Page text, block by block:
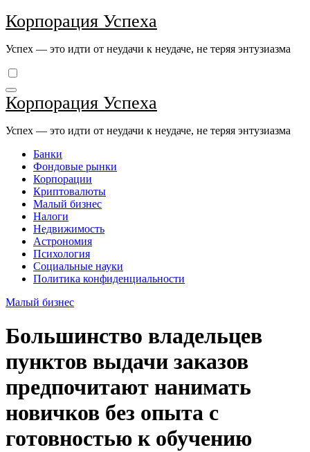
Перейти
к
Корпорация Успеха
Успех — это идти от неудачи к неудаче, не теряя энтузиазма
Корпорация Успеха
Успех — это идти от неудачи к неудаче, не теряя энтузиазма
Банки
Фондовые рынки
Корпорации
Криптовалюты
Малый бизнес
Налоги
Недвижимость
Астрономия
Психология
Социальные науки
Политика конфиденциальности
Малый бизнес
Большинство владельцев
пунктов выдачи заказов
предпочитают нанимать
новичков без опыта с
готовностью к обучению